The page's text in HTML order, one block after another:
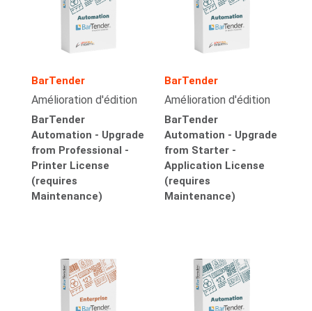
BarTender
Amélioration d'édition
BarTender
Automation - Upgrade
from Professional -
Printer License
(requires
Maintenance)
BarTender
Amélioration d'édition
BarTender
Automation - Upgrade
from Starter -
Application License
(requires
Maintenance)